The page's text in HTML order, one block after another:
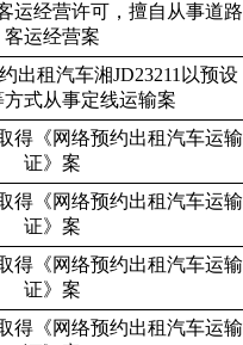
运经营许可，擅自从事道路
客运经营案
出租汽车湘JD23211 以预设
方式从事定线运输案
得《网络预约出租汽车运输
证》案
得《网络预约出租汽车运输
证》案
得《网络预约出租汽车运输
证》案
得《网络预约出租汽车运输